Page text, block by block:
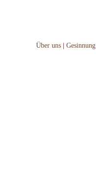
Über uns Gesinnung